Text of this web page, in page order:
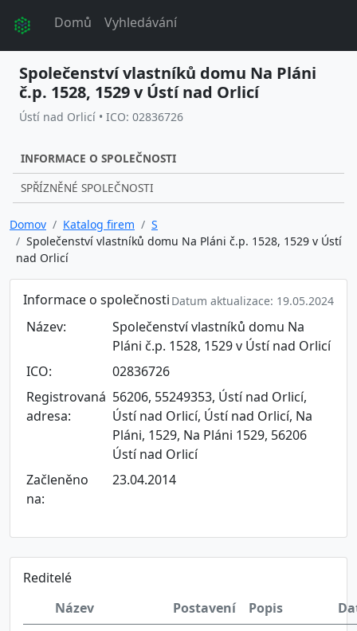
Domů Vyhledávání
Společenství vlastníků domu Na Pláni
č.p. 1528, 1529 v Ústí nad Orlicí
Ústí nad Orlicí • ICO: 02836726
INFORMACE O SPOLEČNOSTI
SPŘÍZNĚNÉ SPOLEČNOSTI
Domov Katalog firem
S
Společenství vlastníků domu Na Pláni č.p. 1528, 1529 v Ústí
nad Orlicí
Informace o společnosti Datum aktualizace: 19.05.2024
Název:
Společenství vlastníků domu Na
Pláni č.p. 1528, 1529 v Ústí nad Orlicí
ICO:
02836726
Registrovaná
adresa:
56206, 55249353, Ústí nad Orlicí,
Ústí nad Orlicí, Ústí nad Orlicí, Na
Pláni, 1529, Na Pláni 1529, 56206
Ústí nad Orlicí
Začleněno
na:
23.04.2014
Reditelé
Název
Postavení Popis